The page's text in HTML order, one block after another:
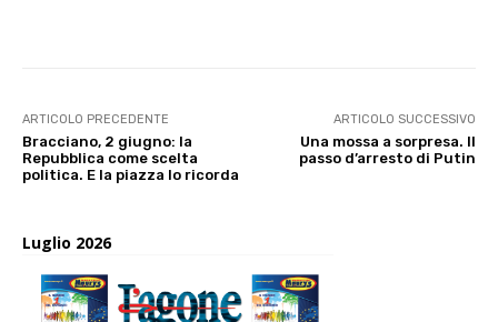
ARTICOLO PRECEDENTE
Bracciano, 2 giugno: la
Repubblica come scelta
politica. E la piazza lo ricorda
ARTICOLO SUCCESSIVO
Una mossa a sorpresa. Il
passo d’arresto di Putin
Luglio 2026